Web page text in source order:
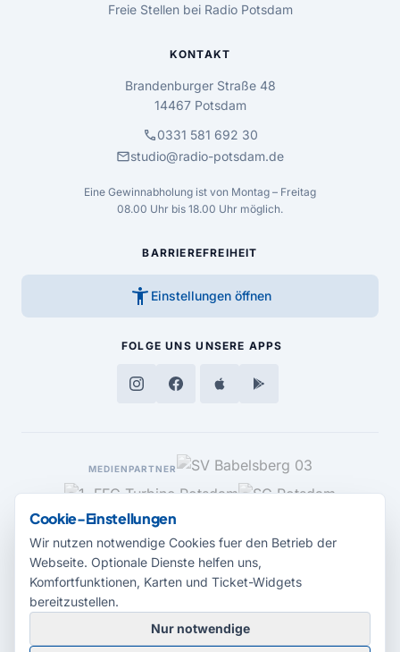
Freie Stellen bei Radio Potsdam
KONTAKT
Brandenburger Straße 48
14467 Potsdam
call0331 581 692 30
mailstudio@radio-potsdam.de
Eine Gewinnabholung ist von Montag – Freitag
08.00 Uhr bis 18.00 Uhr möglich.
BARRIEREFREIHEIT
accessibility_new Einstellungen öffnen
FOLGE UNS UNSERE APPS
MEDIENPARTNER
© 2026 Radio Potsdam. Webseite entwickelt durch dieMedienagentur
Cookie-Einstellungen
Wir nutzen notwendige Cookies fuer den Betrieb der
Webseite. Optionale Dienste helfen uns,
Komfortfunktionen, Karten und Ticket-Widgets
bereitzustellen.
Nur notwendige